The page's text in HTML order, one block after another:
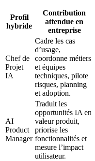
Profil
hybride
Contribution
attendue en
entreprise
Chef de
Projet
IA
Cadre les cas
d’usage,
coordonne métiers
et équipes
techniques, pilote
risques, planning
et adoption.
AI
Product
Manager
Traduit les
opportunités IA en
valeur produit,
priorise les
fonctionnalités et
mesure l’impact
utilisateur.